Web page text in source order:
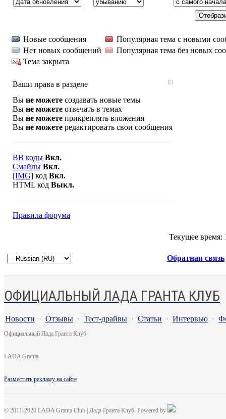
Новые сообщения
Популярная тема с новыми
Нет новых сообщений
Популярная тема без новых
Тема закрыта
Ваши права в разделе
Вы не можете создавать новые темы
Вы не можете отвечать в темах
Вы не можете прикреплять вложения
Вы не можете редактировать свои сообщения
BB коды Вкл.
Смайлы Вкл.
[IMG] код Вкл.
HTML код Выкл.
Правила форума
Текущее время:
Обратная связь
ОФИЦИАЛЬНЫЙ ЛАДА ГРАНТА КЛУБ
Новости · Отзывы · Тест-драйвы · Статьи · Интервью ·
Официальный Лада Гранта Клуб
LADA Granta
Разместить рекламу на сайте
© 2011-2020 LADA Granta Club | Лада Гранта Клуб. Powered by